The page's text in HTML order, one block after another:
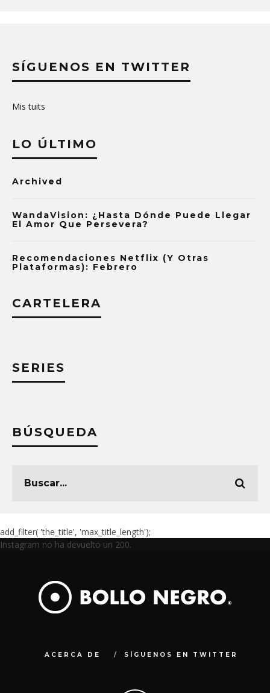
SÍGUENOS EN TWITTER
Mis tuits
LO ÚLTIMO
Archived
WandaVision: ¿Hasta Dónde Puede Llegar
El Amor Que Persevera?
Recomendaciones Netflix (y Otras
Plataformas): Febrero
CARTELERA
SERIES
BÚSQUEDA
add_filter( 'the_title', 'max_title_length');
Instagram no ha devuelto un 200.
ACERCA DE SÍGUENOS EN TWITTER